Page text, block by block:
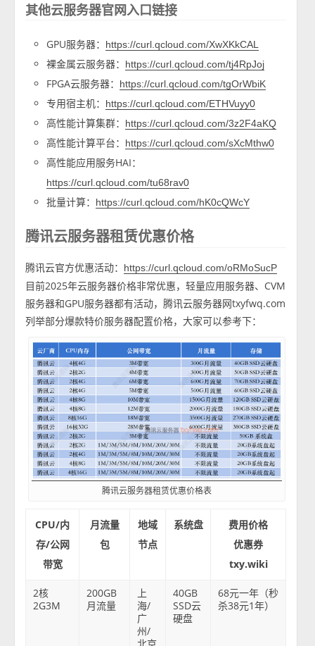
其他云服务器官网入口链接
GPU服务器： https://curl.qcloud.com/XwXKkCAL
裸金属云服务器： https://curl.qcloud.com/tj4RpJoj
FPGA云服务器： https://curl.qcloud.com/tgOrWbiK
专用宿主机： https://curl.qcloud.com/ETHVuyy0
高性能计算集群： https://curl.qcloud.com/3z2F4aKQ
高性能计算平台： https://curl.qcloud.com/sXcMthw0
高性能应用服务HAI：
https://curl.qcloud.com/tu68rav0
批量计算： https://curl.qcloud.com/hK0cQWcY
腾讯云服务器租赁优惠价格
腾讯云官方优惠活动： https://curl.qcloud.com/oRMoSucP
目前2025年云服务器价格非常优惠，轻量应用服务器、CVM
服务器和GPU服务器都有活动，腾讯云服务器网txyfwq.com
列举部分爆款特价服务器配置价格，大家可以参考下：
腾讯云服务器租赁优惠价格表
CPU/内
存/公网
带宽
月流量
包
地域
节点
系统盘
费用价格
优惠券
txy.wiki
2核
2G3M
200GB
月流量
上
海/
广
州/
40GB
SSD云
硬盘
68元一年（秒
杀38元1年）